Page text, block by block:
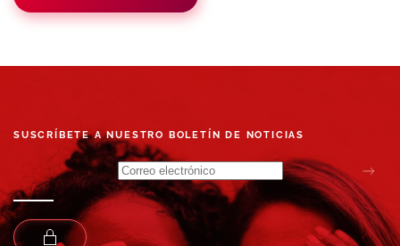
SUSCRÍBETE A NUESTRO BOLETÍN DE NOTICIAS